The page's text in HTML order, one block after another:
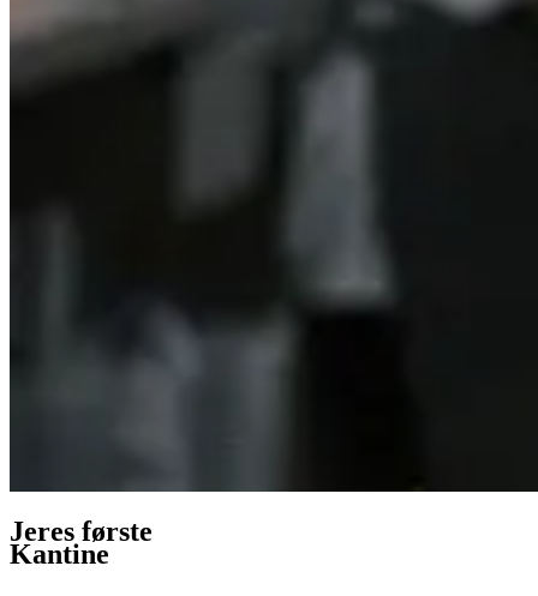
Jeres første
Kantine